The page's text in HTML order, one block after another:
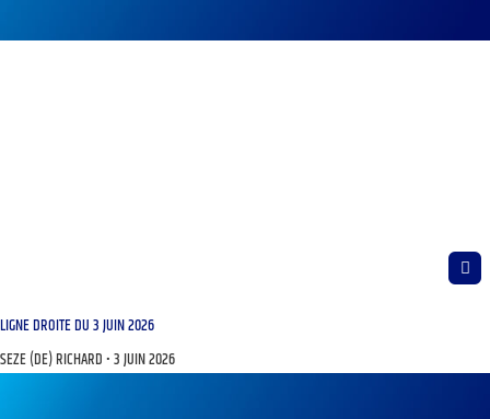
LIGNE DROITE DU 3 JUIN 2026
SEZE (DE) RICHARD 3 JUIN 2026